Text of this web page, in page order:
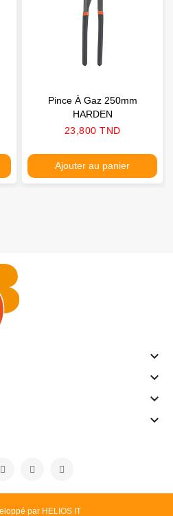
Pince À Gaz 250mm
HARDEN
Prix
23,800 TND
Ajouter au panier




par HELIOS IT